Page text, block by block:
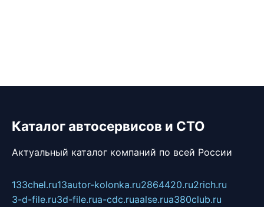
Каталог автосервисов и СТО
Актуальный каталог компаний по всей России
133chel.ru13autor-kolonka.ru2864420.ru2rich.ru
3-d-file.ru3d-file.rua-cdc.ruaalse.rua380club.ru